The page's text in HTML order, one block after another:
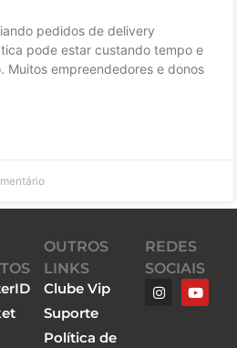
pedidos de delivery
pode estar custando tempo e
Muitos empreendedores e donos
OUTROS
LINKS
Clube Vip
Suporte
Política de
REDES
SOCIAIS